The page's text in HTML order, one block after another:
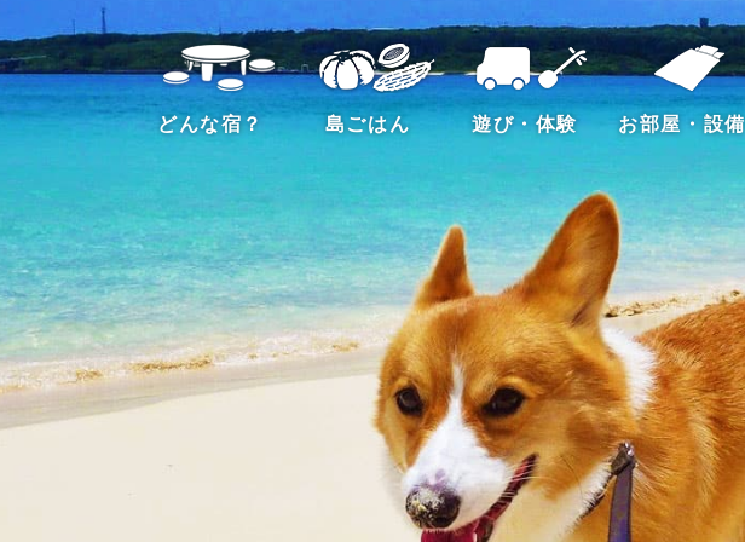
どんな宿？ 島ごはん 遊び・体験 お部屋・設備